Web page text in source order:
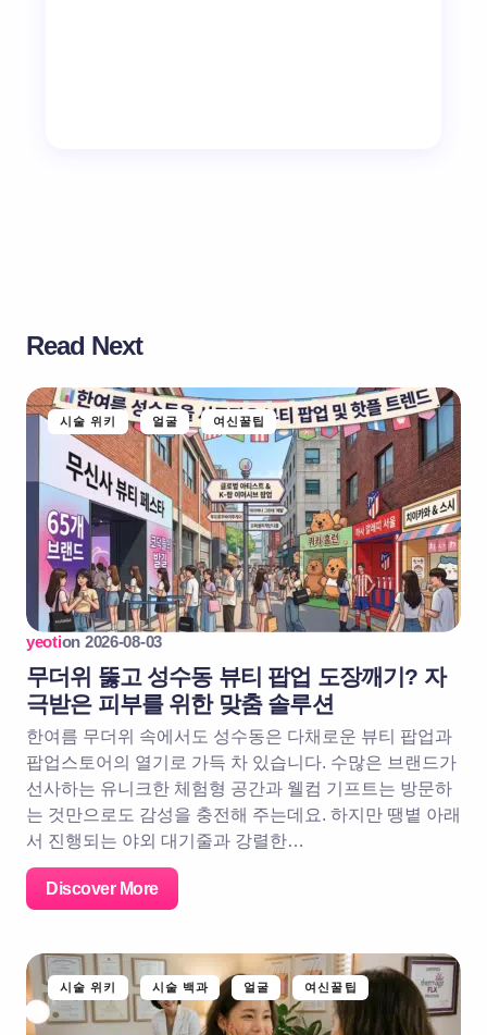
Read Next
시술 위키 얼굴 여신꿀팁
yeotion 2026-08-03
무더위 뚫고 성수동 뷰티 팝업 도장깨기? 자
극받은 피부를 위한 맞춤 솔루션
한여름 무더위 속에서도 성수동은 다채로운 뷰티 팝업과
팝업스토어의 열기로 가득 차 있습니다. 수많은 브랜드가
선사하는 유니크한 체험형 공간과 웰컴 기프트는 방문하
는 것만으로도 감성을 충전해 주는데요. 하지만 땡볕 아래
서 진행되는 야외 대기줄과 강렬한…
Discover More
시술 위키 시술 백과 얼굴 여신꿀팁